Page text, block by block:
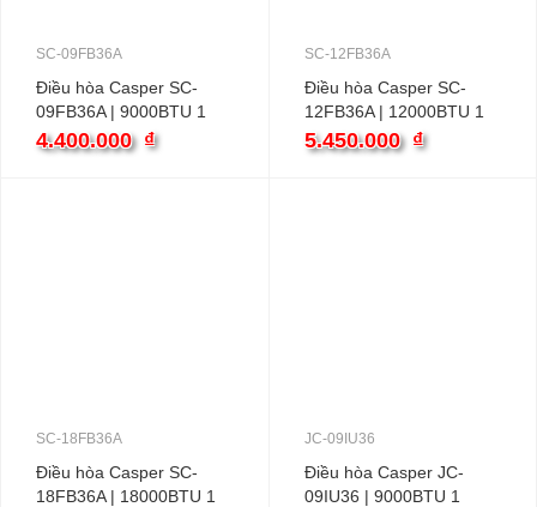
SC-09FB36A
Điều hòa Casper SC-
09FB36A | 9000BTU 1
chiều
4.400.000 ₫
SC-12FB36A
Điều hòa Casper SC-
12FB36A | 12000BTU 1
chiều
5.450.000 ₫
SC-18FB36A
Điều hòa Casper SC-
18FB36A | 18000BTU 1
JC-09IU36
Điều hòa Casper JC-
09IU36 | 9000BTU 1